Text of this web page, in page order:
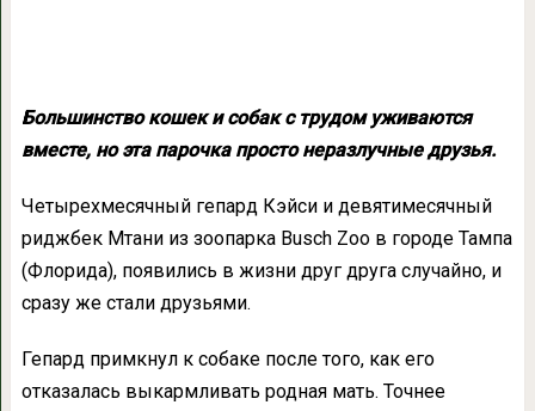
Большинство кошек и собак с трудом уживаются
вместе, но эта парочка просто неразлучные друзья.
Четырехмесячный гепард Кэйси и девятимесячный
риджбек Мтани из зоопарка Busch Zoo в городе Тампа
(Флорида), появились в жизни друг друга случайно, и
сразу же стали друзьями.
Гепард примкнул к собаке после того, как его
отказалась выкармливать родная мать. Точнее